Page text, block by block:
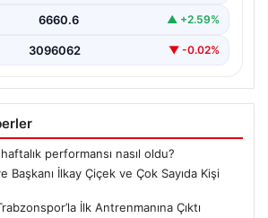
6660.6 ▲ +2.59%
3096062 ▼ -0.02%
haftalık performansı nasıl oldu?
Başkanı İlkay Çiçek ve Çok Sayıda Kişi
İlk Antrenmanına Çıktı